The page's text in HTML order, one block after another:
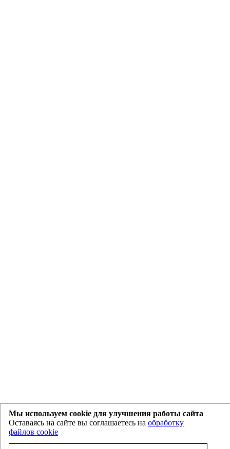
Мы используем cookie для улучшения работы сайта
Оставаясь на сайте вы соглашаетесь на обработку
файлов cookie